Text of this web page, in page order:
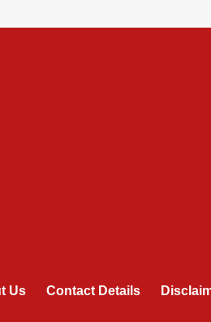
Us Contact Details